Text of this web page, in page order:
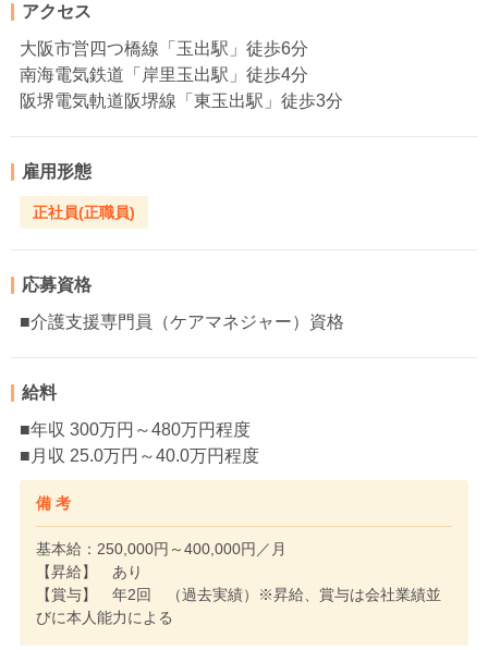
アクセス
大阪市営四つ橋線「玉出駅」徒歩6分
南海電気鉄道「岸里玉出駅」徒歩4分
阪堺電気軌道阪堺線「東玉出駅」徒歩3分
雇用形態
正社員(正職員)
応募資格
■介護支援専門員（ケアマネジャー）資格
給料
■年収 300万円～480万円程度
■月収 25.0万円～40.0万円程度
備 考
基本給：250,000円～400,000円／月
【昇給】 あり
【賞与】 年2回 （過去実績）※昇給、賞与は会社業績並
びに本人能力による